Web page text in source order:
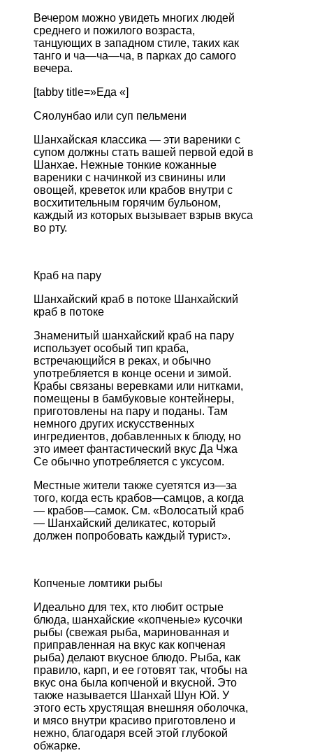
Вечером можно увидеть многих людей
среднего и пожилого возраста,
танцующих в западном стиле, таких как
танго и ча—ча—ча, в парках до самого
вечера.
[tabby title=»Еда «]
Сяолунбао или суп пельмени
Шанхайская классика — эти вареники с
супом должны стать вашей первой едой в
Шанхае. Нежные тонкие кожанные
вареники с начинкой из свинины или
овощей, креветок или крабов внутри с
восхитительным горячим бульоном,
каждый из которых вызывает взрыв вкуса
во рту.
Краб на пару
Шанхайский краб в потоке Шанхайский
краб в потоке
Знаменитый шанхайский краб на пару
использует особый тип краба,
встречающийся в реках, и обычно
употребляется в конце осени и зимой.
Крабы связаны веревками или нитками,
помещены в бамбуковые контейнеры,
приготовлены на пару и поданы. Там
немного других искусственных
ингредиентов, добавленных к блюду, но
это имеет фантастический вкус Да Чжа
Се обычно употребляется с уксусом.
Местные жители также суетятся из—за
того, когда есть крабов—самцов, а когда
— крабов—самок. См. «Волосатый краб
— Шанхайский деликатес, который
должен попробовать каждый турист».
Копченые ломтики рыбы
Идеально для тех, кто любит острые
блюда, шанхайские «копченые» кусочки
рыбы (свежая рыба, маринованная и
приправленная на вкус как копченая
рыба) делают вкусное блюдо. Рыба, как
правило, карп, и ее готовят так, чтобы на
вкус она была копченой и вкусной. Это
также называется Шанхай Шун Юй. У
этого есть хрустящая внешняя оболочка,
и мясо внутри красиво приготовлено и
нежно, благодаря всей этой глубокой
обжарке.